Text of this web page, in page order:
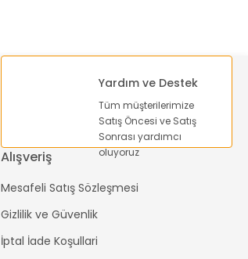
Yardım ve Destek
Tüm müşterilerimize
Satış Öncesi ve Satış
Sonrası yardımcı
oluyoruz
Alışveriş
Mesafeli Satış Sözleşmesi
Gizlilik ve Güvenlik
İptal İade Koşullari